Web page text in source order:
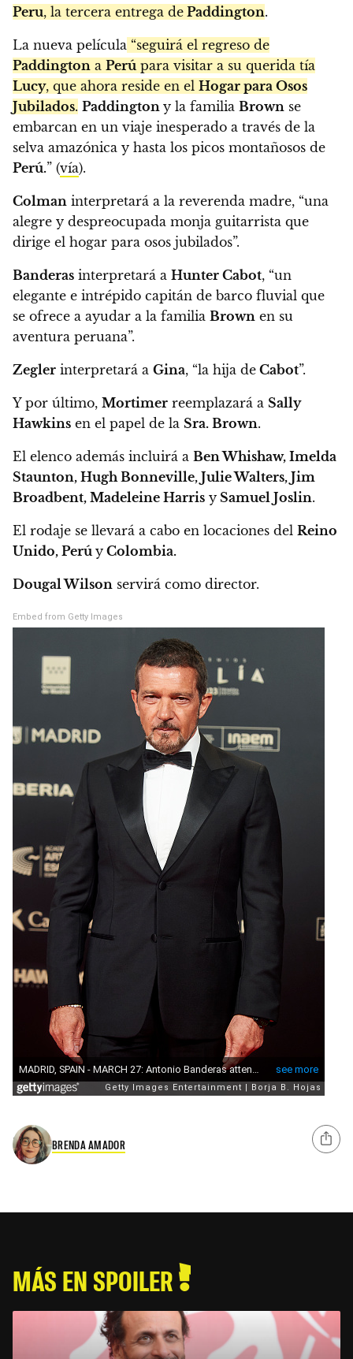
Peru, la tercera entrega de Paddington.
La nueva película “seguirá el regreso de
Paddington a Perú para visitar a su querida tía
Lucy, que ahora reside en el Hogar para Osos
Jubilados. Paddington y la familia Brown se
embarcan en un viaje inesperado a través de la
selva amazónica y hasta los picos montañosos de
Perú.” (vía).
Colman interpretará a la reverenda madre, “una
alegre y despreocupada monja guitarrista que
dirige el hogar para osos jubilados”.
Banderas interpretará a Hunter Cabot, “un
elegante e intrépido capitán de barco fluvial que
se ofrece a ayudar a la familia Brown en su
aventura peruana”.
Zegler interpretará a Gina, “la hija de Cabot”.
Y por último, Mortimer reemplazará a Sally
Hawkins en el papel de la Sra. Brown.
El elenco además incluirá a Ben Whishaw, Imelda
Staunton, Hugh Bonneville, Julie Walters, Jim
Broadbent, Madeleine Harris y Samuel Joslin.
El rodaje se llevará a cabo en locaciones del Reino
Unido, Perú y Colombia.
Dougal Wilson servirá como director.
Embed from Getty Images
BRENDA AMADOR
MÁS EN SPOILER